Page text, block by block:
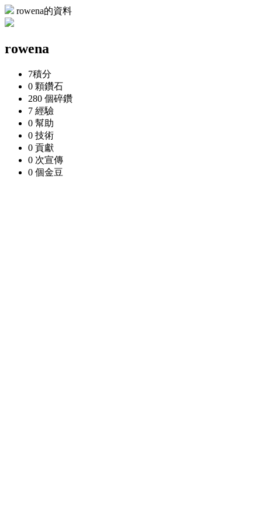
rowena的資料
rowena
7積分
0 顆鑽石
280 個碎鑽
7 經驗
0 幫助
0 技術
0 貢獻
0 次宣傳
0 個金豆